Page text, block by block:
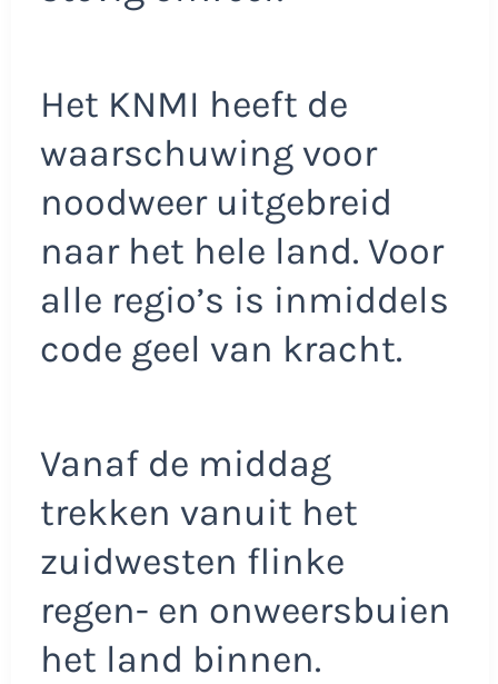
Het KNMI heeft de
waarschuwing voor
noodweer uitgebreid
naar het hele land. Voor
alle regio’s is inmiddels
code geel van kracht.
Vanaf de middag
trekken vanuit het
zuidwesten flinke
regen- en onweersbuien
het land binnen.